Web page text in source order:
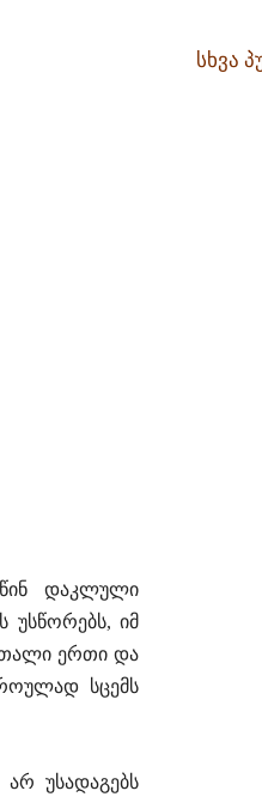
დაკლული
უსწორებს, იმ
ერთი და
სცემს
უსადაგებს
სხვა